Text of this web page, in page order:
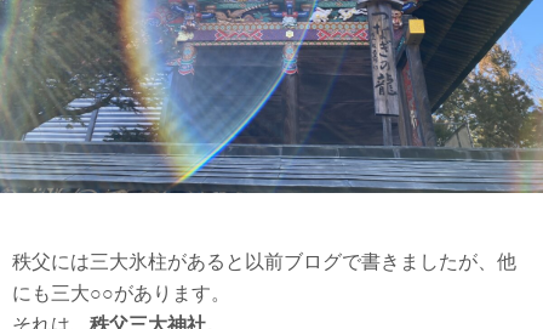
秩父には三大氷柱があると以前ブログで書きましたが、他
にも三大○○があります。
それは、 秩父三大神社。